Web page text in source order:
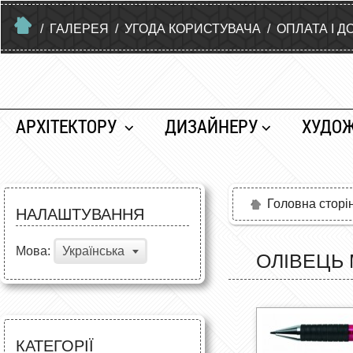
/ ГАЛЕРЕЯ / УГОДА КОРИСТУВАЧА / ОПЛАТА І
АРХІТЕКТОРУ ДИЗАЙНЕРУ
НАЛАШТУВАННЯ
Мова: Українська
КАТЕГОРІЇ
Головна
ОЛІВЕЦЬ